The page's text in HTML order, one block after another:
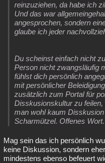
reinzuziehen, da habe ich
Und das war
angesprochen, sondern
glaube ich jeder
Du scheinst einfach nicht
Person nicht zwangsläufig
fühlst dich persönlich
mit persönlicher
zusätzlich zum Portal für
Disskusionskultur zu
man wohl kaum
Scharmützel. Offenes Wort.
Mag sein das ich persönlich
keine Diskussion, sondern
mindestens ebenso befeuert